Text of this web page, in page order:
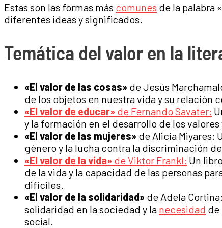
Estas son las formas más comunes de la palabra
diferentes ideas y significados.
Temática del valor en la
«El valor de las cosas» de Jesús
de los objetos en nuestra vida y su relación
«El valor de educar» de Fernando Savater:
y la formación en el desarrollo de los valores
«El valor de las mujeres» de Alicia Miyares:
género y la lucha contra la discriminación
«El valor de la vida» de Viktor Frankl: Un
de la vida y la capacidad de las personas
difíciles.
«El valor de la solidaridad» de Adela
solidaridad en la sociedad y la necesidad de
social.